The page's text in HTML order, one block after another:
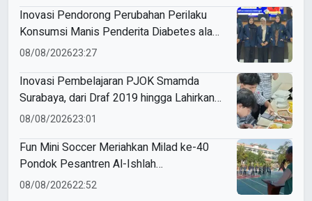
Inovasi Pendorong Perubahan Perilaku
Konsumsi Manis Penderita Diabetes ala
Mahasiswa Unesa
08/08/202623:27
Inovasi Pembelajaran PJOK Smamda
Surabaya, dari Draf 2019 hingga Lahirkan
Modul Gizi Digital
08/08/202623:01
Fun Mini Soccer Meriahkan Milad ke-40
Pondok Pesantren Al-Ishlah
Sendangagung
08/08/202622:52